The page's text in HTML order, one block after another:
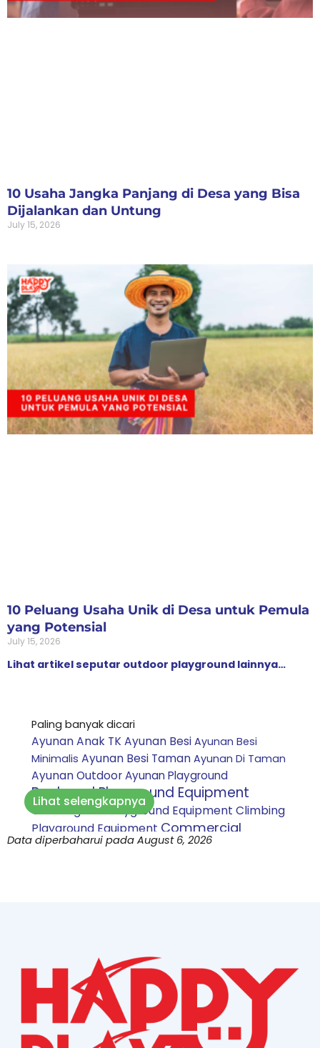
10 Usaha Jangka Panjang di Desa yang Bisa
Dijalankan dan Untung
July 15, 2026
10 Peluang Usaha Unik di Desa untuk Pemula
yang Potensial
July 15, 2026
Lihat artikel seputar outdoor playground lainnya…
Paling banyak dicari
Ayunan Anak TKAyunan Besi Ayunan Besi
Minimalis Ayunan Besi Taman Ayunan Di Taman
Ayunan OutdoorAyunan Playground
Backyard Playground Equipment
Climbing Net Playground Equipment Climbing
Playground Equipment Commercial
Playground Equipment Custom playground
pembuatan playground bogor
pembuatan playground jakartaJasa
pembuatan playground purwakarta
Jasa pembuatan playground
tasikmalaya Jual ayunan rantai Jual jungkitan
anak
Park Playground Equipment
Lihat selengkapnya
Data diperbaharui pada August 6, 2026